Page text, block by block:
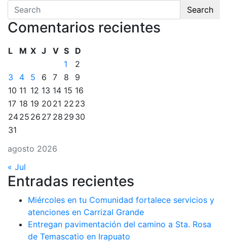
Search
Comentarios recientes
agosto 2026
L M X J V S
D
1
2
3
4 5 6 7 8
9
10 11 12 13 14 15 16
17 18 19 20 21 22 23
2425 26 27 28 29 30
31
« Jul
Entradas recientes
Miércoles en tu Comunidad fortalece servicios y
atenciones en Carrizal Grande
Entregan pavimentación del camino a Sta. Rosa
de Temascatio en Irapuato